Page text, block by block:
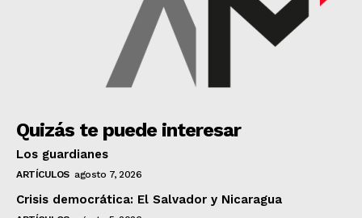
Quizás te puede interesar
Los guardianes
ARTÍCULOS agosto 7, 2026
Crisis democrática: El Salvador y Nicaragua